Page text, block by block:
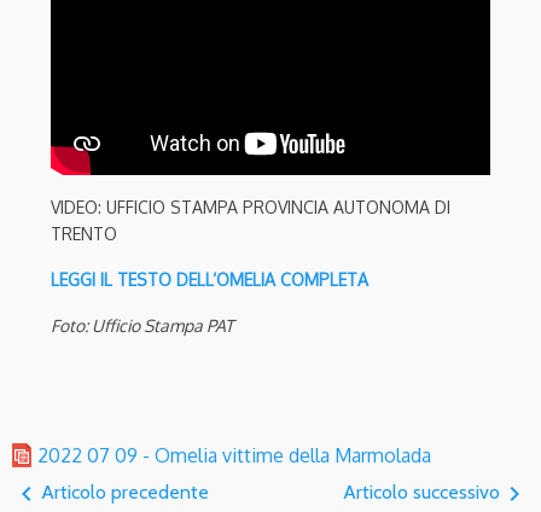
VIDEO: UFFICIO STAMPA PROVINCIA AUTONOMA DI
TRENTO
LEGGI IL TESTO DELL’OMELIA COMPLETA
Foto: Ufficio Stampa PAT
2022 07 09 - Omelia vittime della Marmolada
navigate_before Articolo precedente Articolo successivo navigate_next